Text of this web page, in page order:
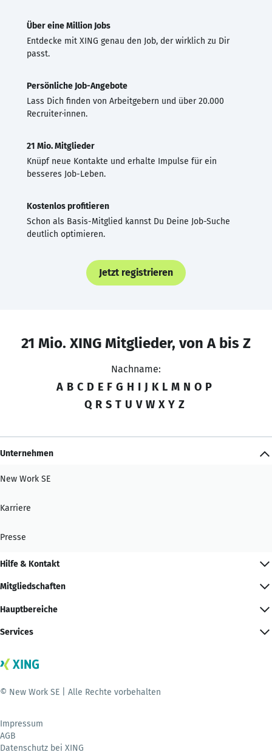
Über eine Million Jobs
Entdecke mit XING genau den Job, der wirklich zu Dir
passt.
Persönliche Job-Angebote
Lass Dich finden von Arbeitgebern und über 20.000
Recruiter·innen.
21 Mio. Mitglieder
Knüpf neue Kontakte und erhalte Impulse für ein
besseres Job-Leben.
Kostenlos profitieren
Schon als Basis-Mitglied kannst Du Deine Job-Suche
deutlich optimieren.
Jetzt registrieren
21 Mio. XING Mitglieder, von A bis Z
Nachname:
A B C D E F G H I J K L M N O P
Q R S T U V W X Y Z
Unternehmen
New Work SE
Karriere
Presse
Hilfe & Kontakt
Mitgliedschaften
Hauptbereiche
Services
© New Work SE | Alle Rechte vorbehalten
Impressum
AGB
Datenschutz bei XING